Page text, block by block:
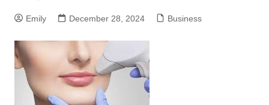
Emily December 28, 2024 Business